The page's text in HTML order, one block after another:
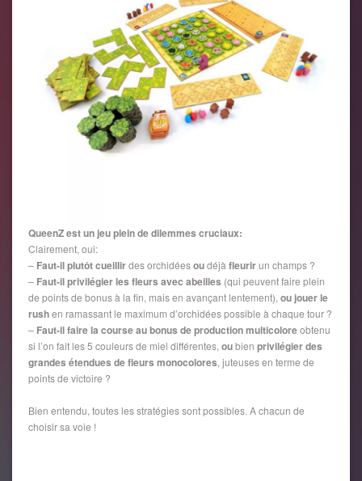
QueenZ est un jeu plein de dilemmes cruciaux:
Clairement, oui:
– Faut-il plutôt cueillirdes orchidéesoudéjà fleurirun champs ?
– Faut-il privilégier les fleurs avec abeilles (qui peuvent faire plein
de points de bonus à la fin, mais en avançant lentement), ou jouer le
rushen ramassant le maximum d’orchidées possible à chaque tour ?
– Faut-il faire la course au bonus de production multicoloreobtenu
si l’on fait les 5 couleurs de miel différentes, oubien privilégier des
grandes étendues de fleurs monocolores, juteuses en terme de
points de victoire ?
Bien entendu, toutes les stratégies sont possibles. A chacun de
choisir sa voie !